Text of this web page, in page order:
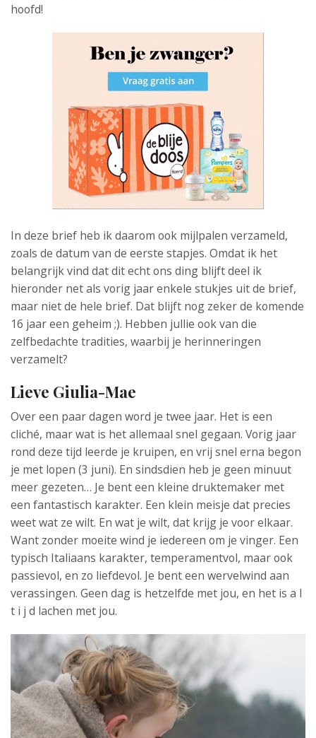
hoofd!
In deze brief heb ik daarom ook mijlpalen verzameld,
zoals de datum van de eerste stapjes. Omdat ik het
belangrijk vind dat dit echt ons ding blijft deel ik
hieronder net als vorig jaar enkele stukjes uit de brief,
maar niet de hele brief. Dat blijft nog zeker de komende
16 jaar een geheim ;). Hebben jullie ook van die
zelfbedachte tradities, waarbij je herinneringen
verzamelt?
Lieve Giulia-Mae
Over een paar dagen word je twee jaar. Het is een
cliché, maar wat is het allemaal snel gegaan. Vorig jaar
rond deze tijd leerde je kruipen, en vrij snel erna begon
je met lopen (3 juni). En sindsdien heb je geen minuut
meer gezeten… Je bent een kleine druktemaker met
een fantastisch karakter. Een klein meisje dat precies
weet wat ze wilt. En wat je wilt, dat krijg je voor elkaar.
Want zonder moeite wind je iedereen om je vinger. Een
typisch Italiaans karakter, temperamentvol, maar ook
passievol, en zo liefdevol. Je bent een wervelwind aan
verassingen. Geen dag is hetzelfde met jou, en het is a l
t i j d lachen met jou.